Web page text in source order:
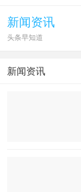
2025年7月
传统酿造纯
成都希望
新闻资讯
头条早知道
新闻资讯